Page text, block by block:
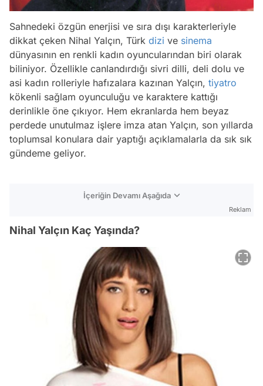
Sahnedeki özgün enerjisi ve sıra dışı karakterleriyle
dikkat çeken Nihal Yalçın, Türk dizi ve sinema
dünyasının en renkli kadın oyuncularından biri olarak
biliniyor. Özellikle canlandırdığı sivri dilli, deli dolu ve
asi kadın rolleriyle hafızalara kazınan Yalçın, tiyatro
kökenli sağlam oyunculuğu ve karaktere kattığı
derinlikle öne çıkıyor. Hem ekranlarda hem beyaz
perdede unutulmaz işlere imza atan Yalçın, son yıllarda
toplumsal konulara dair yaptığı açıklamalarla da sık sık
gündeme geliyor.
İçeriğin Devamı Aşağıda
Reklam
Nihal Yalçın Kaç Yaşında?